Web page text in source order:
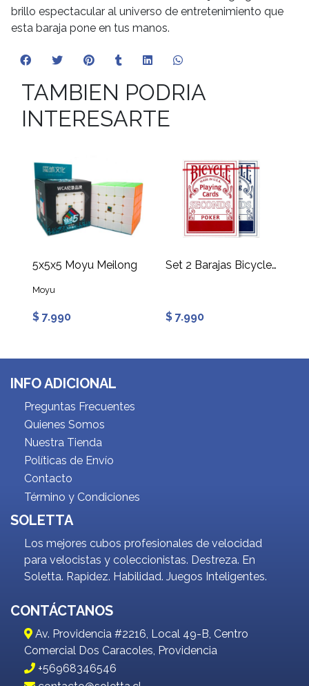
brillo espectacular al universo de entretenimiento que
esta baraja pone en tus manos.
TAMBIEN PODRIA
INTERESARTE
5x5x5 Moyu Meilong
Moyu
$ 7.990
Set 2 Barajas Bicycle Seconds
$ 7.990
INFO ADICIONAL
Preguntas Frecuentes
Quienes Somos
Nuestra Tienda
Políticas de Envío
Contacto
Término y Condiciones
SOLETTA
Los mejores cubos profesionales de velocidad
para velocistas y coleccionistas. Destreza. En
Soletta. Rapidez. Habilidad. Juegos Inteligentes.
CONTÁCTANOS
Av. Providencia #2216, Local 49-B, Centro
Comercial Dos Caracoles, Providencia
+56968346546